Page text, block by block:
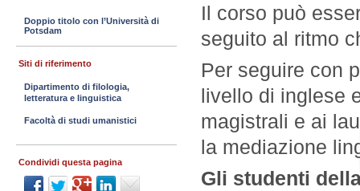
Il corso può
seguito al ritmo
Per seguire con
livello di inglese
magistrali e ai
la mediazione
Gli studenti
Doppio titolo con l’Università di
Potsdam
Siti di riferimento
Dipartimento di filologia,
letteratura e linguistica
Facoltà di studi umanistici
Condividi questa pagina